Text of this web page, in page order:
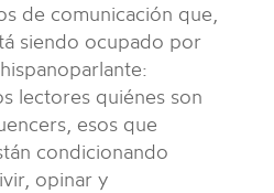
de comunicación que,
siendo ocupado por
lectores quiénes son
esos que
condicionando
opinar y